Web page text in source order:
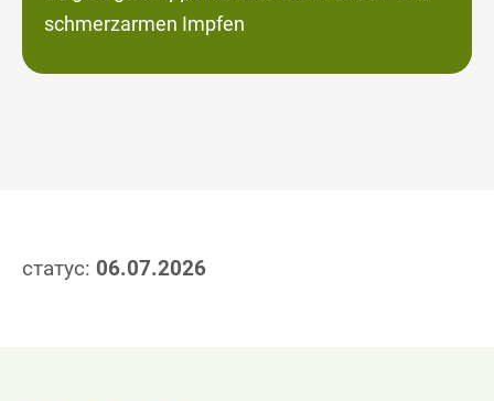
schmerzarmen Impfen
статус: 06.07.2026